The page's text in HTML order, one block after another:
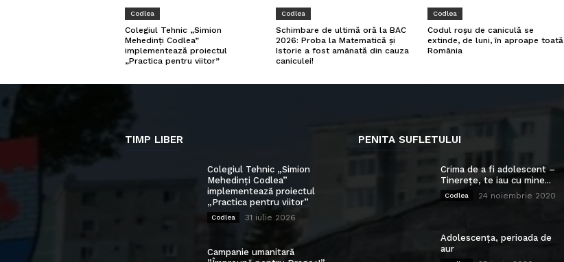
Codlea
Colegiul Tehnic „Simion
Mehedinți Codlea”
implementează proiectul
„Practica pentru viitor”
Codlea
Schimbare de ultimă oră la BAC
2026: Proba la Matematică și
Istorie a fost amânată din cauza
caniculei!
Codlea
Codul roșu de caniculă se
extinde, de luni, în aproape toată
România
TIMP LIBER
Colegiul Tehnic „Simion
Mehedinți Codlea”
implementează proiectul
„Practica pentru viitor”
Codlea 31 iulie 2026
Campanie umanitară
PENITA SUFLETULUI
Crima de a fi adolescent –
Tinerețe, te iau cu mine...
Codlea 24 noiembrie 2020
Adolescența, perioada de
aur